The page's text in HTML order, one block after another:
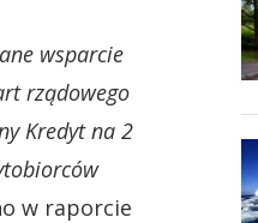
wsparcie
rządowego
Kredyt na 2
w raporcie